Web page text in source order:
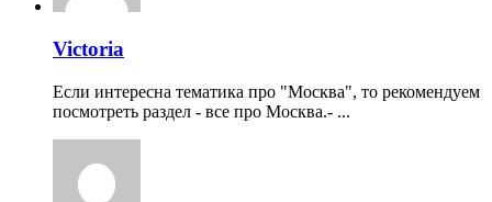
Victoria
Если интересна тематика про "Москва", то рекомендуем
посмотреть раздел - все про Москва.- ...